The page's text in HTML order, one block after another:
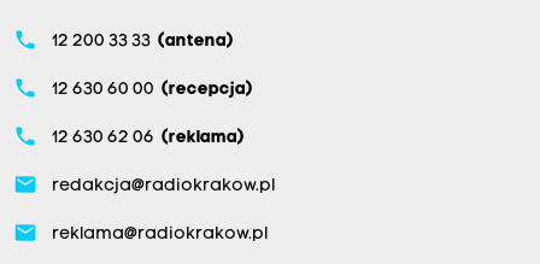
phone 12 200 33 33 (antena)
phone 12 630 60 00 (recepcja)
phone 12 630 62 06 (reklama)
email redakcja@radiokrakow.pl
email reklama@radiokrakow.pl